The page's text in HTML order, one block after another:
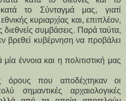
το Σύνταγμά μας, γιατί
κυριαρχίας και, επιπλέον,
διεθνείς συμβάσεις. Παρά ταύτα,
βρεθεί κυβέρνηση να προβάλει
έννοια και η πολιτιστική μας
που αποδέχτηκαν οι
σημαντικές αρχαιολογικές